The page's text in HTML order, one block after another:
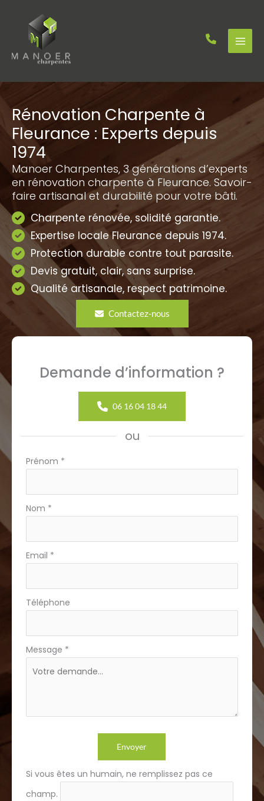
contenu
Rénovation Charpente à
Fleurance : Experts depuis
1974
Manoer Charpentes, 3 générations d’experts
en rénovation charpente à Fleurance. Savoir-
faire artisanal et durabilité pour votre bâti.
Charpente rénovée, solidité garantie.
Expertise locale Fleurance depuis 1974.
Protection durable contre tout parasite.
Devis gratuit, clair, sans surprise.
Qualité artisanale, respect patrimoine.
Contactez-nous
Demande d’information ?
06 16 04 18 44
ou
Formulaire
téléphone
Prénom *
Nom *
Email *
Téléphone
Message *
Envoyer
Si vous êtes un humain, ne remplissez pas ce
champ.